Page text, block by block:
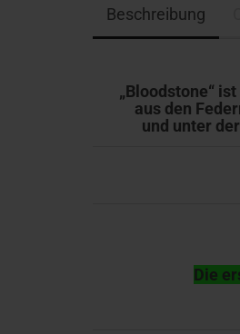
Beschreibung
„Bloodstone“
aus den
und unter
Die